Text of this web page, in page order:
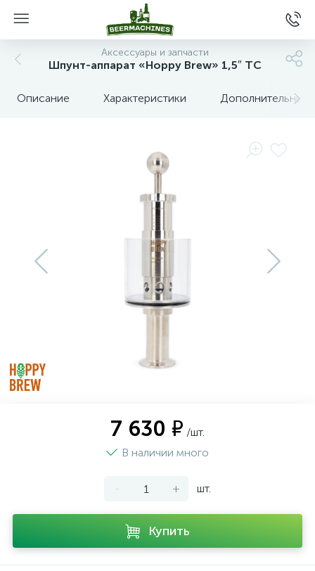
Аксессуары и запчасти
Шпунт-аппарат «Hoppy Brew» 1,5″ TC
Описание Характеристики Дополнительные
7 630 ₽ /шт.
В наличии много
- + шт.
Купить